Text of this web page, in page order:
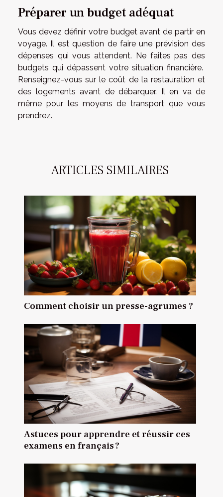
Préparer un budget adéquat
Vous devez définir votre budget avant de partir en
voyage. Il est question de faire une prévision des
dépenses qui vous attendent. Ne faites pas des
budgets qui dépassent votre situation financière.
Renseignez-vous sur le coût de la restauration et
des logements avant de débarquer. Il en va de
même pour les moyens de transport que vous
prendrez.
ARTICLES SIMILAIRES
Comment choisir un presse-agrumes ?
Astuces pour apprendre et réussir ces
examens en français ?